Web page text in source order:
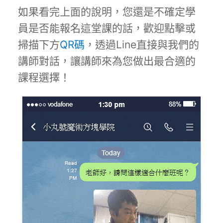
如果看完上面的說明，您還是不確定學
員是否能報名這堂課的話，歡迎點擊或
掃描下方QR碼 ，透過Line直接與我們的
講師對話，讓講師來為您做出最合適的
課程選擇！